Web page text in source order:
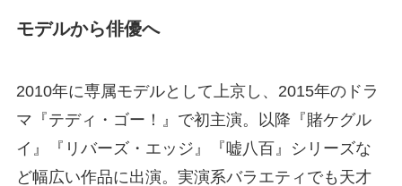
モデルから俳優へ
2010年に専属モデルとして上京し、2015年のドラ
マ『テディ・ゴー！』で初主演。以降『賭ケグル
イ』『リバーズ・エッジ』『嘘八百』シリーズな
ど幅広い作品に出演。実演系バラエティでも天才